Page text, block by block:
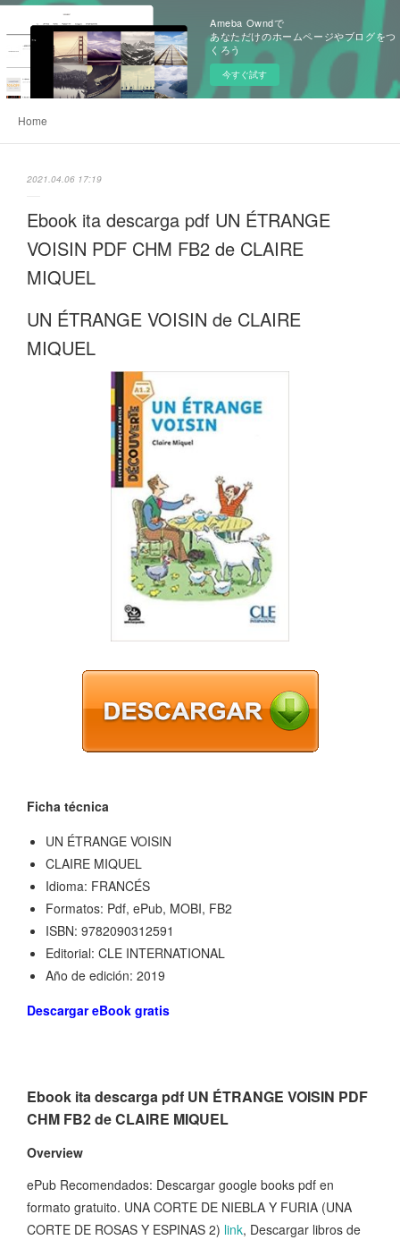
Ameba Owndで
あなただけのホームページやブログをつ
くろう
今すぐ試す
Home
2021.04.06 17:19
Ebook ita descarga pdf UN ÉTRANGE
VOISIN PDF CHM FB2 de CLAIRE
MIQUEL
UN ÉTRANGE VOISIN de CLAIRE
MIQUEL
Ficha técnica
UN ÉTRANGE VOISIN
CLAIRE MIQUEL
Idioma: FRANCÉS
Formatos: Pdf, ePub, MOBI, FB2
ISBN: 9782090312591
Editorial: CLE INTERNATIONAL
Año de edición: 2019
Descargar eBook gratis
Ebook ita descarga pdf UN ÉTRANGE VOISIN PDF
CHM FB2 de CLAIRE MIQUEL
Overview
ePub Recomendados: Descargar google books pdf en
formato gratuito. UNA CORTE DE NIEBLA Y FURIA (UNA
CORTE DE ROSAS Y ESPINAS 2) link, Descargar libros de